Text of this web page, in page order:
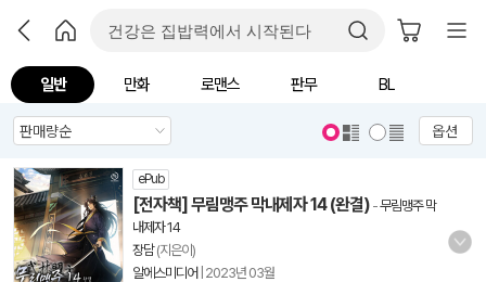
일반 만화 로맨스 판무 BL
옵션
ePub
[전자책] 무림맹주 막내제자 14 (완결) -무림맹주 막
내제자 14
장담(지은이)
알에스미디어 2023년 03월